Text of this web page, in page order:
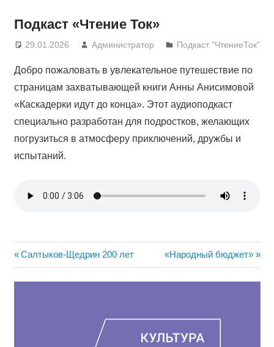
Подкаст «Чтение Ток»
29.01.2026 Администратор Подкаст "ЧтениеТок"
Добро пожаловать в увлекательное путешествие по
страницам захватывающей книги Анны Анисимовой
«Каскадерки идут до конца». Этот аудиоподкаст
специально разработан для подростков, желающих
погрузиться в атмосферу приключений, дружбы и
испытаний.
Навигация
по
Предыдущая
запись:
Салтыков-Щедрин 200 лет
Следующая
запись:
«Народный бюджет»